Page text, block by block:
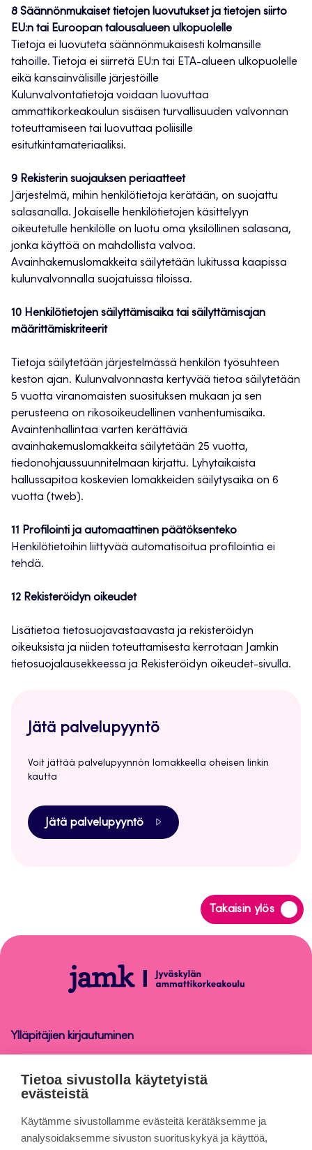
8 Säännönmukaiset tietojen luovutukset ja tietojen siirto
EU:n tai Euroopan talousalueen ulkopuolelle
Tietoja ei luovuteta säännönmukaisesti kolmansille
tahoille. Tietoja ei siirretä EU:n tai ETA-alueen ulkopuolelle
eikä kansainvälisille järjestöille
Kulunvalvontatietoja voidaan luovuttaa
ammattikorkeakoulun sisäisen turvallisuuden valvonnan
toteuttamiseen tai luovuttaa poliisille
esitutkintamateriaaliksi.
9 Rekisterin suojauksen periaatteet
Järjestelmä, mihin henkilötietoja kerätään, on suojattu
salasanalla. Jokaiselle henkilötietojen käsittelyyn
oikeutetulle henkilölle on luotu oma yksilöllinen salasana,
jonka käyttöä on mahdollista valvoa.
Avainhakemuslomakkeita säilytetään lukitussa kaapissa
kulunvalvonnalla suojatuissa tiloissa.
10 Henkilötietojen säilyttämisaika tai säilyttämisajan
määrittämiskriteerit
Tietoja säilytetään järjestelmässä henkilön työsuhteen
keston ajan. Kulunvalvonnasta kertyvää tietoa säilytetään
5 vuotta viranomaisten suosituksen mukaan ja sen
perusteena on rikosoikeudellinen vanhentumisaika.
Avaintenhallintaa varten kerättäviä
avainhakemuslomakkeita säilytetään 25 vuotta,
tiedonohjaussuunnitelmaan kirjattu. Lyhytaikaista
hallussapitoa koskevien lomakkeiden säilytysaika on 6
vuotta (tweb).
11 Profilointi ja automaattinen päätöksenteko
Henkilötietoihin liittyvää automatisoitua profilointia ei
tehdä.
12 Rekisteröidyn oikeudet
Lisätietoa tietosuojavastaavasta ja rekisteröidyn
oikeuksista ja niiden toteuttamisesta kerrotaan Jamkin
tietosuojalausekkeessa ja Rekisteröidyn oikeudet-sivulla.
Jätä palvelupyyntö
Voit jättää palvelupyynnön lomakkeella oheisen linkin
kautta
Jätä palvelupyyntö
Takaisin ylös
Siirry
takaisin
Tietosuoja
Ylläpitäjien kirjautuminen
Tietosuoja
Tietoa sivuista
Tietoa sivustolla käytetyistä
evästeistä
Käytämme sivustollamme evästeitä kerätäksemme ja
analysoidaksemme sivuston suorituskykyä ja käyttöä,